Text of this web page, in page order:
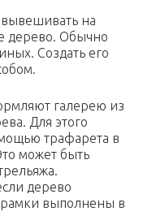
вывешивать на
дерево. Обычно
Создать его
галерею из
Для этого
трафарета в
может быть
дерево
выполнены в